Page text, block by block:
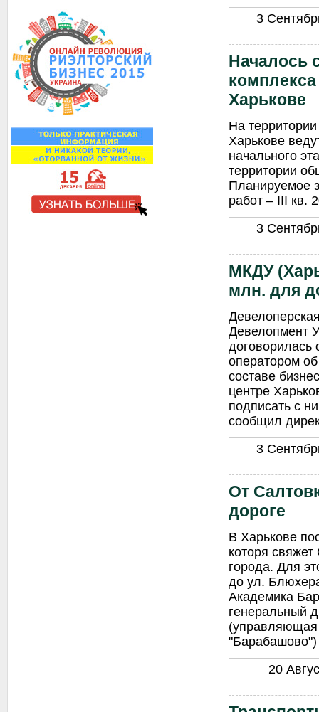
3
Началось
Харькове
На
Харькове
начального
территории
Планируемое
работ – III кв.
3
МКДУ
млн. для
Девелопмент
оператором
составе
центре
подписать с
сообщил
3
От
дороге
В Харькове
которя
города. Для
до ул.
Академика
генеральный
(управляющая
20